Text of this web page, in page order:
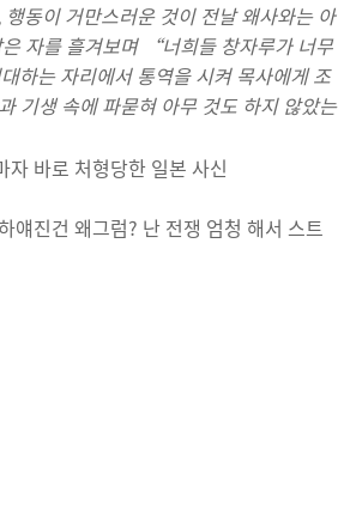
행동이 거만스러운 것이 전날 왜사와는 아
자를 흘겨보며 “너희들 창자루가 너무
하는 자리에서 통역을 시켜 목사에게 조
기생 속에 파묻혀 아무 것도 하지 않았는
진건 왜그럼? 난 전쟁 엄청 해서 스트